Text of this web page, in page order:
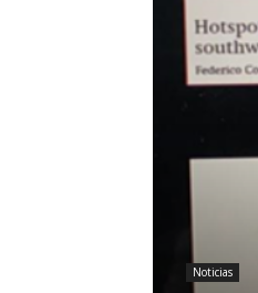
Noticias